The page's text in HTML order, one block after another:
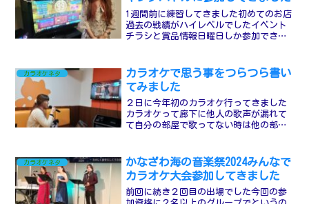
1週間前に練習してきました初めてのお店
過去の戦績がハイレベルでしたイベント
チラシと賞品情報日曜日しか参加できず
時間でちょうど表彰式に合う時間で良か
ったです入店時のランキ...
カラオケネタ
カラオケで思う事をつらつら書い
てみました
２日に今年初のカラオケ行ってきました
カラオケって廊下に他人の歌声が漏れて
て自分の部屋で歌ってない時は他の部屋
たカラオケってたまに他の仲間と行って
みたい気持ちになるのです...
カラオケネタ
かなざわ海の音楽祭2024みんなで
カラオケ大会参加してきました
前回に続き２回目の出場でした今回の参